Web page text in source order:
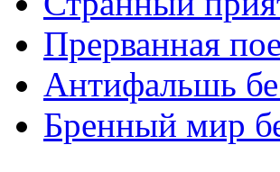
Прерванная
Антифальшь
Бренный мир